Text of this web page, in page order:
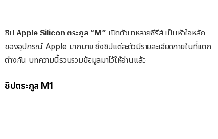
ชิป Apple Silicon ตระกูล “M” เปิดตัวมาหลายซีรีส์ เป็นหัวใจหลัก
ของอุปกรณ์ Apple มากมาย ซึ่งชิปแต่ละตัวมีรายละเอียดภายในที่แตก
ต่างกัน บทความนี้รวบรวมข้อมูลมาไว้ให้อ่านแล้ว
ชิปตระกูล M1